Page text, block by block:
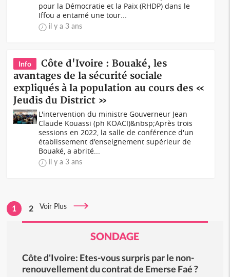
pour la Démocratie et la Paix (RHDP) dans le
Iffou a entamé une tour...
il y a 3 ans
Info
Côte d'Ivoire : Bouaké, les
avantages de la sécurité sociale
expliqués à la population au cours des «
Jeudis du District »
L'intervention du ministre Gouverneur Jean
Claude Kouassi (ph KOACI)&nbsp;Après trois
sessions en 2022, la salle de conférence d'un
établissement d'enseignement supérieur de
Bouaké, a abrité...
il y a 3 ans
1 2 Voir Plus
SONDAGE
Côte d'Ivoire: Etes-vous surpris par le non-
renouvellement du contrat de Emerse Faé ?